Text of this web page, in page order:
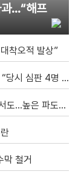
과…“해프
착오적 발상”
4명 조사 착수”
아이 실종 [현장영상]
막 철거